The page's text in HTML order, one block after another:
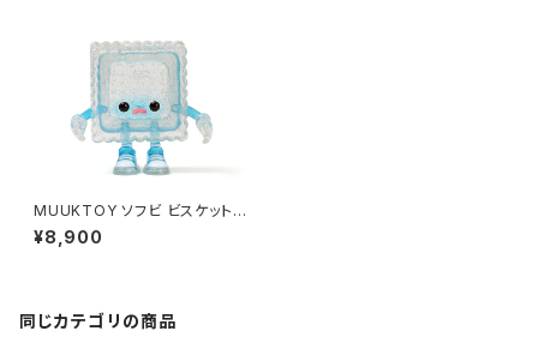
MUUKTOY ソフビ ビスケット
フローズンスクエア
¥8,900
同じカテゴリの商品